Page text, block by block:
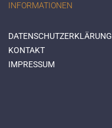
INFORMATIONEN
DATENSCHUTZERKLÄRUNG
KONTAKT
IMPRESSUM